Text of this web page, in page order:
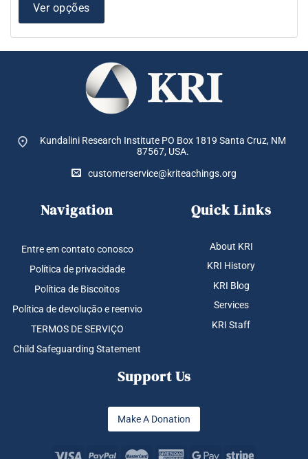
Ver opções
Kundalini Research Institute PO Box 1819 Santa Cruz, NM
87567, USA.
customerservice@kriteachings.org
Navigation
Entre em contato conosco
Política de privacidade
Política de Biscoitos
Política de devolução e reenvio
TERMOS DE SERVIÇO
Child Safeguarding Statement
Quick Links
About KRI
KRI History
KRI Blog
Services
KRI Staff
Support Us
Make A Donation